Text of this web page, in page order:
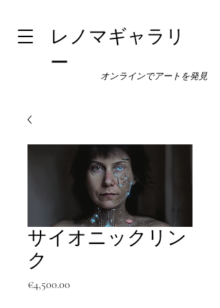
レノマギャラリ
ー
オンラインでアートを発見
サイオニックリン
ク
€4,500.00